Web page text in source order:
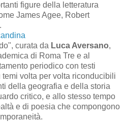
figure della letteratura
James Agee, Robert
curata da Luca Aversano,
di Roma Tre e al
periodico con testi
volta per volta riconducibili
della geografia e della storia
critico, e allo stesso tempo
e di poesia che compongono